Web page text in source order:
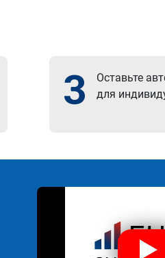
3
Оставьте
для